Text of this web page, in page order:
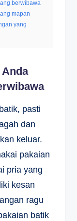
berwibawa
mapan
yang
pasti
dan
keluar.
pakaian
pria yang
kesan
ragu
batik